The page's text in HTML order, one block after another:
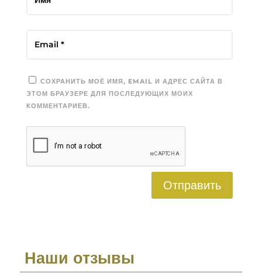
СОХРАНИТЬ МОЁ ИМЯ, EMAIL И АДРЕС САЙТА В
ЭТОМ БРАУЗЕРЕ ДЛЯ ПОСЛЕДУЮЩИХ МОИХ
КОММЕНТАРИЕВ.
Отправить
Наши отзывы